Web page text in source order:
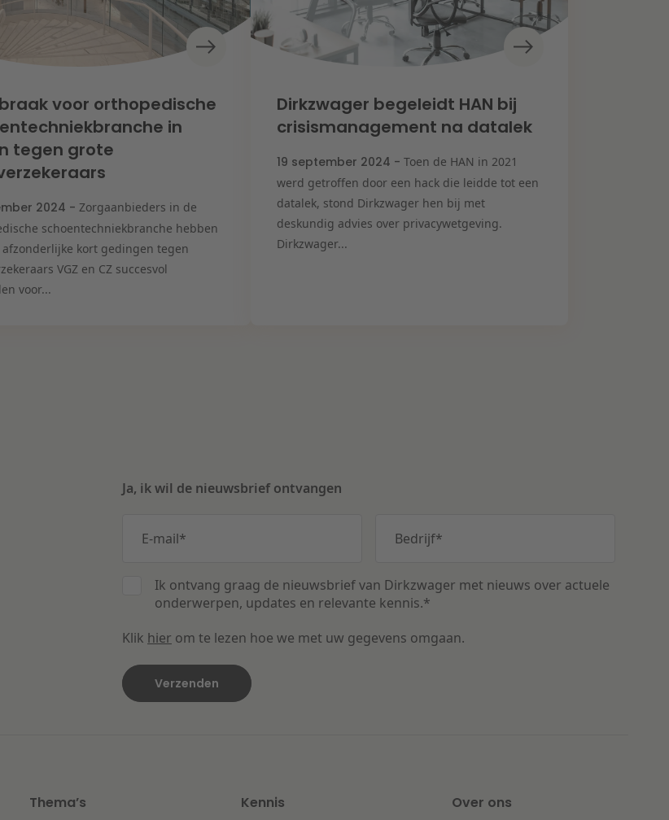
voor orthopedische
in
tegen grote
2024 -Zorgaanbieders in de
schoentechniekbranche hebben
kort gedingen tegen
VGZ en CZ succesvol
voor...
Dirkzwager begeleidt HAN bij
crisismanagement na datalek
19 september 2024 - Toen de HAN in 2021
werd getroffen door een hack die leidde tot een
datalek, stond Dirkzwager hen bij met
deskundig advies over privacywetgeving.
Dirkzwager...
Ja, ik wil de nieuwsbrief ontvangen
E-mail* Bedrijf*
Ik ontvang graag de nieuwsbrief van Dirkzwager met nieuws over actuele
onderwerpen, updates en relevante kennis.*
Klik hier om te lezen hoe we met uw gegevens omgaan.
Thema’s Kennis Over ons